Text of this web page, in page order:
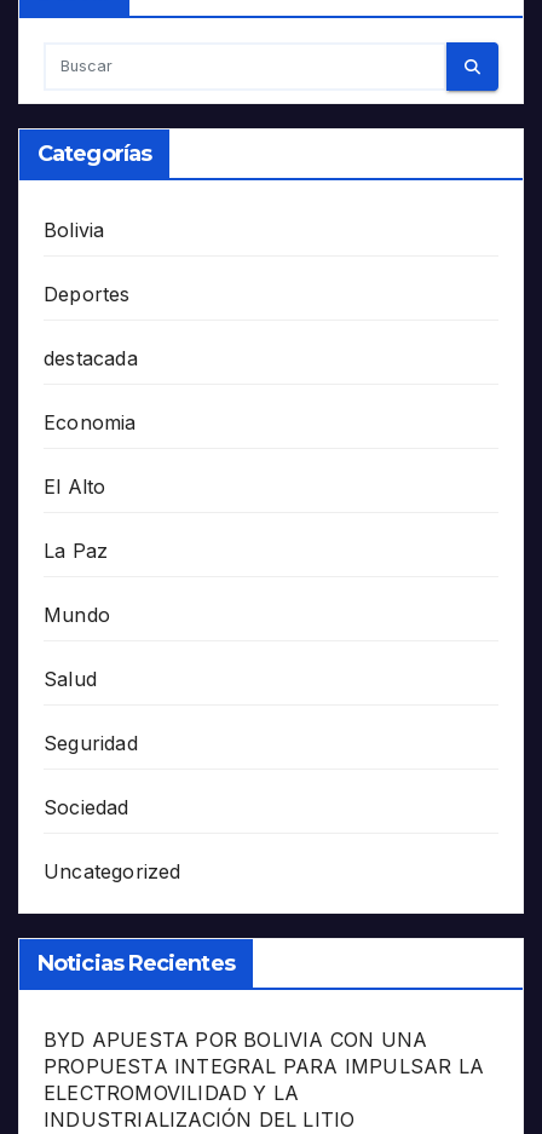
Categorías
Bolivia
Deportes
destacada
Economia
El Alto
La Paz
Mundo
Salud
Seguridad
Sociedad
Uncategorized
Noticias Recientes
BYD APUESTA POR BOLIVIA CON UNA
PROPUESTA INTEGRAL PARA IMPULSAR LA
ELECTROMOVILIDAD Y LA
INDUSTRIALIZACIÓN DEL LITIO